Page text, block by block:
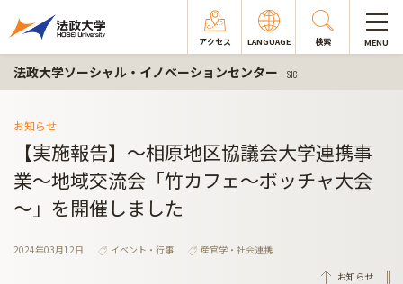
アクセス LANGUAGE 検索 MENU
法政大学ソーシャル・イノベーションセンター SIC
お知らせ
【実施報告】～相原地区協議会大学連携事
業～地域交流会「竹カフェ～ボッチャ大会
～」を開催しました
2024年03月12日 イベント・行事
産官学・社会連携
お知らせ